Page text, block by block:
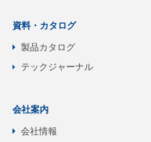
資料・カタログ
製品カタログ
テックジャーナル
会社案内
会社情報